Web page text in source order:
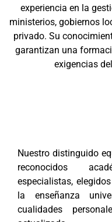
experiencia en la
ministerios, gobiernos
privado. Su
garantizan una
exigencias
Nuestro distinguido
reconocidos
especialistas,
la enseñanza
cualidades